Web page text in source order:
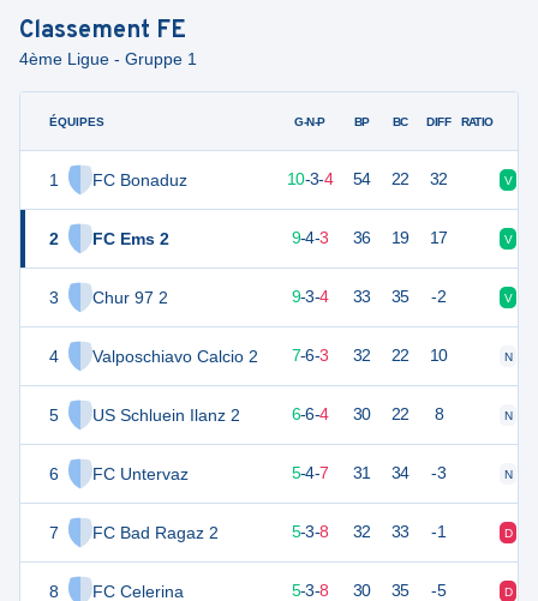
Classement FE
4ème Ligue - Gruppe 1
ÉQUIPES
1 FC Bonaduz
2 FC Ems 2
3 Chur 97 2
4 Valposchiavo Calcio 2
5 US Schluein Ilanz 2
6 FC Untervaz
7 FC Bad Ragaz 2
8 FC Celerina
G-N-P BP BC DIFF RATIO
10-3-4 54 22 32 V
9-4-3 36 19 17 V
9-3-4 33 35 -2 V
27 16 7-6-3 32 22 10 N
24 6-6-4 30 22 8 N
5-4-7 31 34 -3 N
18 5-3-8 32 33 -1 D
5-3-8 30 35 -5 D